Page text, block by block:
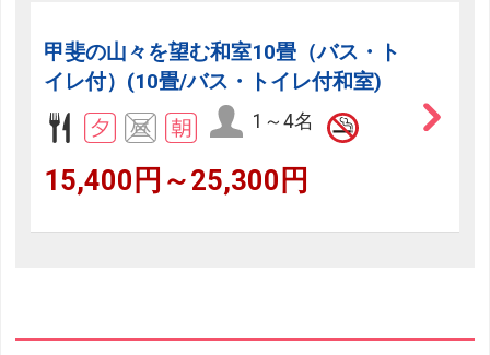
甲斐の山々を望む和室10畳（バス・ト
イレ付）(10畳/バス・トイレ付和室)
1～4名
15,400円～25,300円